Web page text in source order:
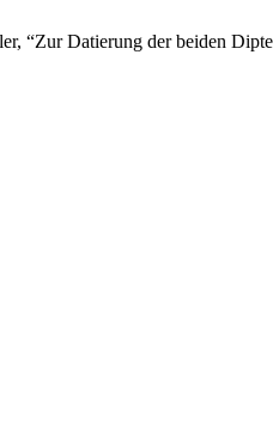
“Zur Datierung der beiden